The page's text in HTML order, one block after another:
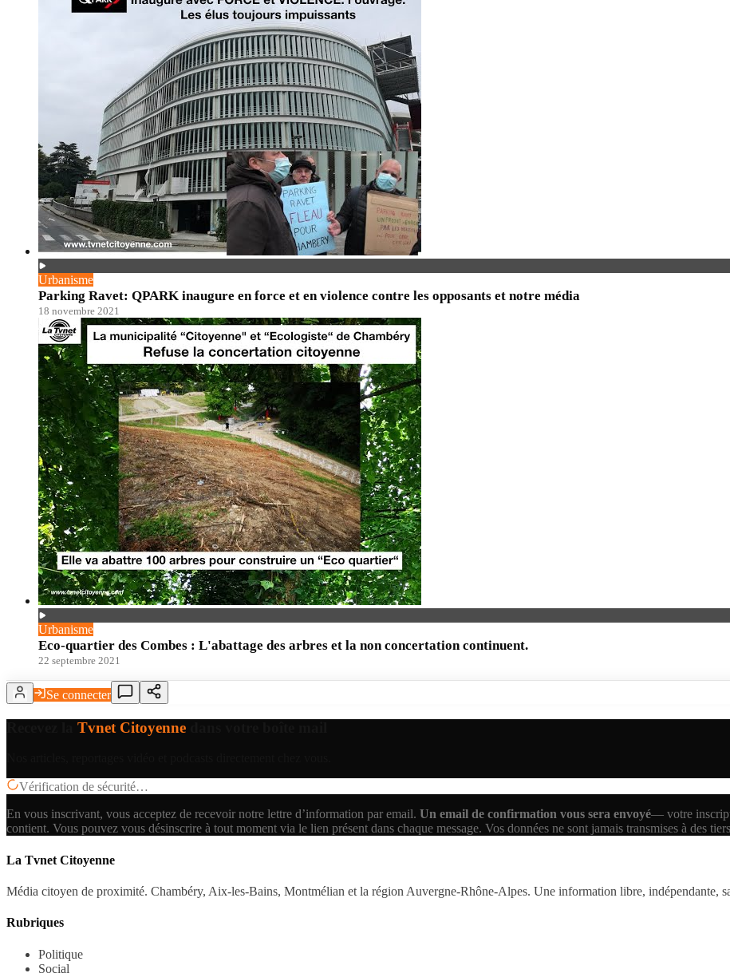
Urbanisme
Parking Ravet: QPARK inaugure en force et en violence contre les opposants et notre média
18 novembre 2021
Urbanisme
Eco-quartier des Combes : L'abattage des arbres et la non concertation continuent.
22 septembre 2021
Se connecter
Tvnet Citoyenne
Vérification de sécurité…
En vous inscrivant, vous acceptez de recevoir notre lettre d’information par email. Un email de confirmation vous sera envoyé— votre
contient. Vous pouvez vous désinscrire à tout moment via le lien présent dans chaque message. Vos données ne sont jamais transmises à des
La Tvnet Citoyenne
Média citoyen de proximité. Chambéry, Aix-les-Bains, Montmélian et la région Auvergne-Rhône-Alpes. Une information libre, indépendante,
Rubriques
Politique
Social